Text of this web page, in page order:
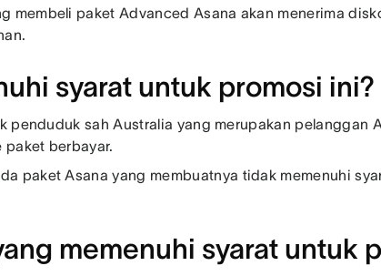
membeli paket Advanced Asana akan menerima
syarat untuk promosi ini?
penduduk sah Australia yang merupakan pelanggan
paket berbayar.
paket Asana yang membuatnya tidak memenuhi
memenuhi syarat untuk